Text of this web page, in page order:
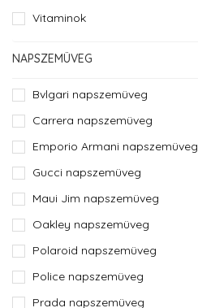
Vitaminok
NAPSZEMÜVEG
Bvlgari napszemüveg
Carrera napszemüveg
Emporio Armani napszemüveg
Gucci napszemüveg
Maui Jim napszemüveg
Oakley napszemüveg
Polaroid napszemüveg
Police napszemüveg
Prada napszemüveg